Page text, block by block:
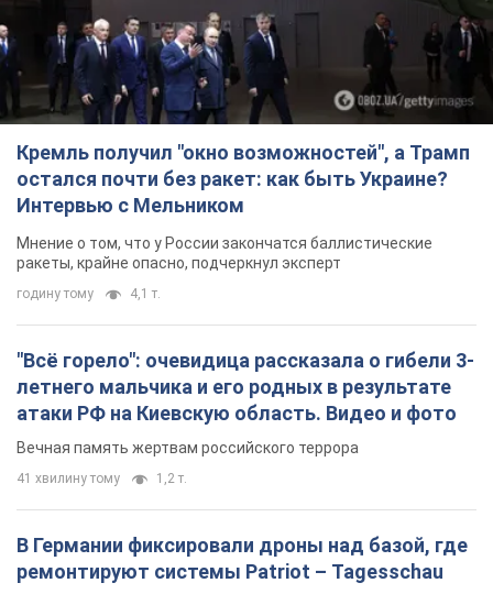
Мнение о том, что у России закончатся баллистические
ракеты, крайне опасно, подчеркнул эксперт
годину тому 4,1 т.
"Всё горело": очевидица рассказала о гибели 3-
летнего мальчика и его родных в результате
атаки РФ на Киевскую область. Видео и фото
41 хвилину тому 1,2 т.
В Германии фиксировали дроны над базой, где
ремонтируют системы Patriot – Tagesschau
Служба охраны зафиксировала шесть пролетов БПЛА
годину тому 303